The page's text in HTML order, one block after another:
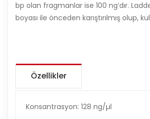
bp olan fragmanlar ise 100 ng’dır.
boyası ile önceden karıştırılmış olup,
Özellikler
Konsantrasyon: 128 ng/µl